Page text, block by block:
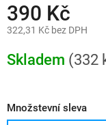
390 Kč
322,31 Kč bez DPH
cena:
Skladem (332
Množstevní sleva